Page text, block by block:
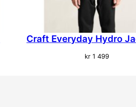
Craft Everyday Hydro
kr1 499